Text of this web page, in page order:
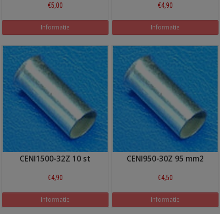
€5,00
Informatie
€4,90
Informatie
CENI1500-32Z 10 st
€4,90
Informatie
CENI950-30Z 95 mm2
€4,50
Informatie